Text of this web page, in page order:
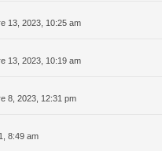
13, 2023, 10:25 am
13, 2023, 10:19 am
8, 2023, 12:31 pm
8:49 am